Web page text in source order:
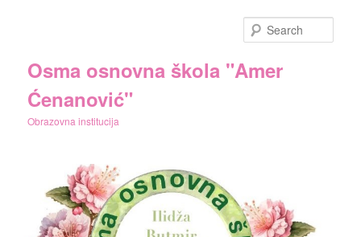
Osma osnovna škola "Amer
Ćenanović"
Obrazovna institucija